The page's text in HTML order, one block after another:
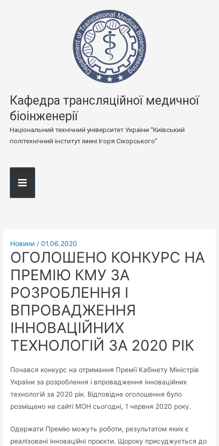
Кафедра трансляційної медичної
біоінженерії
Національний технічний університет України “Київський
політехнічний інститут імені Ігоря Сікорського”
Новини /01.06.2020
ОГОЛОШЕНО КОНКУРС НА
ПРЕМІЮ КМУ ЗА
РОЗРОБЛЕННЯ І
ВПРОВАДЖЕННЯ
ІННОВАЦІЙНИХ
ТЕХНОЛОГІЙ ЗА 2020 РІК
Почався конкурс на отримання Премії Кабінету Міністрів
України за розроблення і впровадження інноваційних
технологій за 2020 рік. Відповідне оголошення було
розміщено на сайті МОН сьогодні, 1 червня 2020 року.
Одержати Премію можуть роботи, результатом яких є
реалізовані інноваційні проєкти. Щороку присуджується до